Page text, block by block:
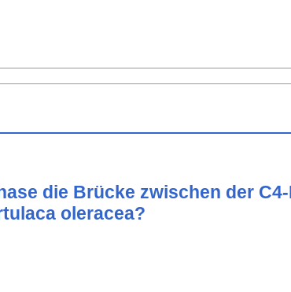
die Brücke zwischen der
oleracea?